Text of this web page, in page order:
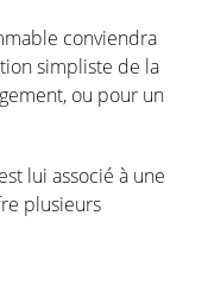
conviendra
simpliste de la
, ou pour un
est lui associé à une
plusieurs